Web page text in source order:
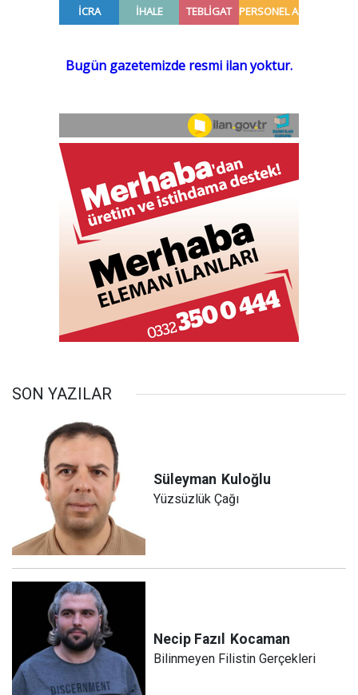
SON YAZILAR
Süleyman Kuloğlu
Yüzsüzlük Çağı
Necip Fazıl Kocaman
Bilinmeyen Filistin Gerçekleri